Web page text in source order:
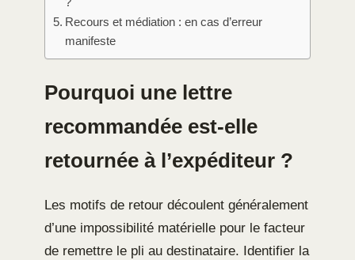
Recours et médiation : en cas d’erreur
manifeste
Pourquoi une lettre
recommandée est-elle
retournée à l’expéditeur ?
Les motifs de retour découlent généralement
d’une impossibilité matérielle pour le facteur
de remettre le pli au destinataire. Identifier la